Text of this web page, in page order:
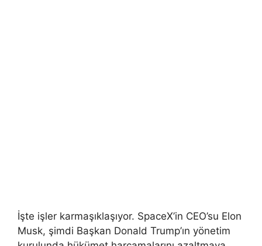
İşte işler karmaşıklaşıyor. SpaceX’in CEO’su Elon
Musk, şimdi Başkan Donald Trump’ın yönetim